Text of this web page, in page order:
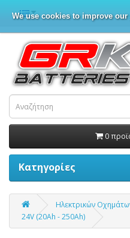
We use cookies to improve our
0
Κατηγορίες
Ηλεκτρικών
24V (20Ah - 250Ah)